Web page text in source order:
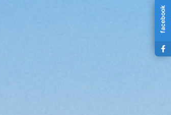
facebook